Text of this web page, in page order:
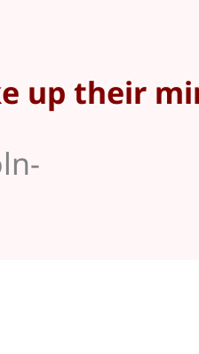
up their